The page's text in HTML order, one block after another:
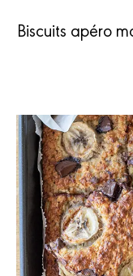
Biscuits apéro